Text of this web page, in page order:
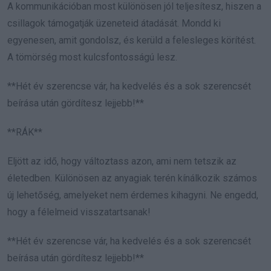
A kommunikációban most különösen jól teljesítesz, hiszen a
csillagok támogatják üzeneteid átadását. Mondd ki
egyenesen, amit gondolsz, és kerüld a felesleges körítést.
A tömörség most kulcsfontosságú lesz.
**Hét év szerencse vár, ha kedvelés és a sok szerencsét
beírása után gördítesz lejjebb!**
**RÁK**
Eljött az idő, hogy változtass azon, ami nem tetszik az
életedben. Különösen az anyagiak terén kínálkozik számos
új lehetőség, amelyeket nem érdemes kihagyni. Ne engedd,
hogy a félelmeid visszatartsanak!
**Hét év szerencse vár, ha kedvelés és a sok szerencsét
beírása után gördítesz lejjebb!**